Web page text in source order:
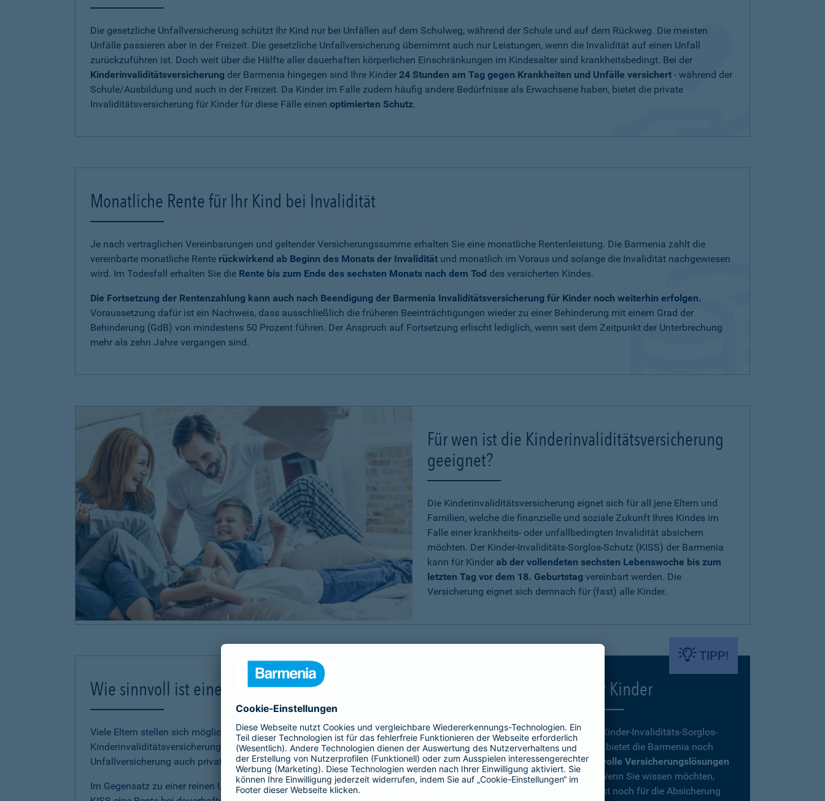
Die gesetzliche Unfallversicherung schützt Ihr Kind nur bei Unfällen auf dem Schulweg, während der Schule und auf dem Rückweg. Die meisten
Unfälle passieren aber in der Freizeit. Die gesetzliche Unfallversicherung übernimmt auch nur Leistungen, wenn die Invalidität auf einen Unfall
zurückzuführen ist. Doch weit über die Hälfte aller dauerhaften körperlichen Einschränkungen im Kindesalter sind krankheitsbedingt. Bei der
Kinderinvaliditätsversicherung der Barmenia hingegen sind Ihre Kinder 24 Stunden am Tag gegen Krankheiten und Unfälle versichert - während der
Schule/Ausbildung und auch in der Freizeit. Da Kinder im Falle zudem häufig andere Bedürfnisse als Erwachsene haben, bietet die private
Invaliditätsversicherung für Kinder für diese Fälle einen optimierten Schutz.
Monatliche Rente für Ihr Kind bei Invalidität
Je nach vertraglichen Vereinbarungen und geltender Versicherungssumme erhalten Sie eine monatliche Rentenleistung. Die Barmenia zahlt die
vereinbarte monatliche Rente rückwirkend ab Beginn des Monats der Invalidität und monatlich im Voraus und solange die Invalidität nachgewiesen
wird. Im Todesfall erhalten Sie die Rente bis zum Ende des sechsten Monats nach dem Tod des versicherten Kindes.
Die Fortsetzung der Rentenzahlung kann auch nach Beendigung der Barmenia Invaliditätsversicherung für Kinder noch weiterhin erfolgen.
Voraussetzung dafür ist ein Nachweis, dass ausschließlich die früheren Beeinträchtigungen wieder zu einer Behinderung mit einem Grad der
Behinderung (GdB) von mindestens 50 Prozent führen. Der Anspruch auf Fortsetzung erlischt lediglich, wenn seit dem Zeitpunkt der Unterbrechung
mehr als zehn Jahre vergangen sind.
Für wen ist die Kinderinvaliditätsversicherung
geeignet?
Die Kinderinvaliditätsversicherung eignet sich für all jene Eltern und
Familien, welche die finanzielle und soziale Zukunft Ihres Kindes im
Falle einer krankheits- oder unfallbedingten Invalidität absichern
möchten. Der Kinder-Invaliditäts-Sorglos-Schutz (KISS) der Barmenia
kann für Kinder ab der vollendeten sechsten Lebenswoche bis zum
letzten Tag vor dem 18. Geburtstag vereinbart werden. Die
Versicherung eignet sich demnach für (fast) alle Kinder.
Wie sinnvoll ist eine Kinderinvaliditätsversicherung?
Viele Eltern stellen sich möglicherweise die Frage, warum Sie eine
Kinderinvaliditätsversicherung abschließen sollten, wenn es doch ergänzend zur gesetzlichen
Unfallversicherung auch private Unfallversicherungen gibt.
Im Gegensatz zu einer reinen Unfallversicherung wird über die Kinder-Invaliditätsversicherung
TIPP!
Mehr für Kinder
Neben dem Kinder-Invaliditäts-Sorglos-
Schutz KISS bietet die Barmenia noch
weiteresinnvolle Versicherungslösungen
für Kinder
. Wenn Sie wissen möchten,
was Sie sonst noch für die Absicherung